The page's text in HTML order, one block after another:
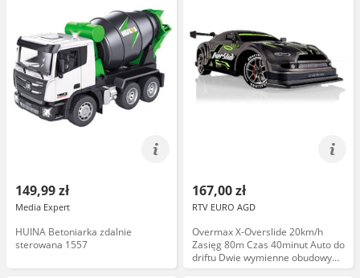
149,99 zł
Media Expert
HUINA Betoniarka zdalnie
sterowana 1557
167,00 zł
RTV EURO AGD
Overmax X-Overslide 20km/h
Zasięg 80m Czas 40minut Auto do
driftu Dwie wymienne obudowy
Samochód